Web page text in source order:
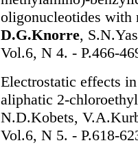
oligonucleotides with
D.G.Knorre,
Vol.6, N 4. - P.466-
Electrostatic effects
aliphatic 2-
N.D.Kobets,
Vol.6, N 5. - P.618-